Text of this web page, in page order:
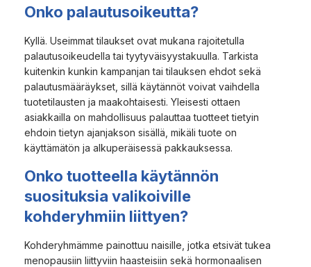
Onko palautusoikeutta?
Kyllä. Useimmat tilaukset ovat mukana rajoitetulla
palautusoikeudella tai tyytyväisyystakuulla. Tarkista
kuitenkin kunkin kampanjan tai tilauksen ehdot sekä
palautusmääräykset, sillä käytännöt voivat vaihdella
tuotetilausten ja maakohtaisesti. Yleisesti ottaen
asiakkailla on mahdollisuus palauttaa tuotteet tietyin
ehdoin tietyn ajanjakson sisällä, mikäli tuote on
käyttämätön ja alkuperäisessä pakkauksessa.
Onko tuotteella käytännön
suosituksia valikoiville
kohderyhmiin liittyen?
Kohderyhmämme painottuu naisille, jotka etsivät tukea
menopausiin liittyviin haasteisiin sekä hormonaalisen